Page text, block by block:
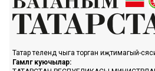
Татар телендә чыга торган иҗтимагый-
Гамәлгә куючылар: